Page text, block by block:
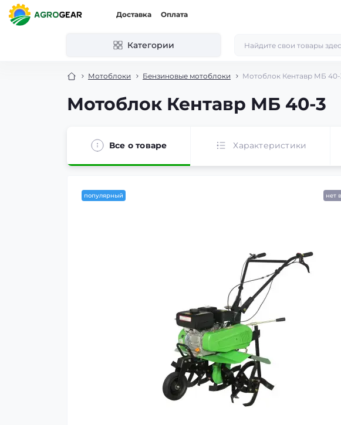
Доставка Оплата
Категории
Мотоблоки Бензиновые мотоблоки Мотоблок Кентавр МБ 40-
Мотоблок Кентавр МБ 40-3
Все о товаре Характеристики
популярный нет